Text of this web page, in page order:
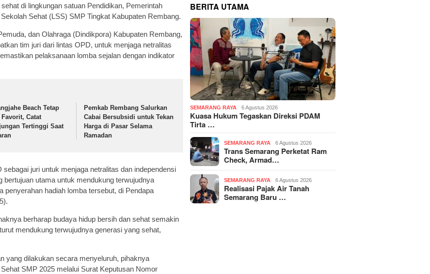
di lingkungan satuan Pendidikan, Pemerintah
Sehat (LSS) SMP Tingkat Kabupaten Rembang.
dan Olahraga (Dindikpora) Kabupaten Rembang,
tim juri dari lintas OPD, untuk menjaga netralitas
pelaksanaan lomba sejalan dengan indikator
Beach Tetap
Catat
Tertinggi Saat
Pemkab Rembang Salurkan
Cabai Bersubsidi untuk Tekan
Harga di Pasar Selama
Ramadan
juri untuk menjaga netralitas dan independensi
bertujuan utama untuk mendukung terwujudnya
penyerahan hadiah lomba tersebut, di Pendapa
berharap budaya hidup bersih dan sehat semakin
mendukung terwujudnya generasi yang sehat,
yang dilakukan secara menyeluruh, pihaknya
SMP 2025 melalui Surat Keputusan Nomor
BERITA UTAMA
SEMARANG RAYA 6 Agustus 2026
Kuasa Hukum Tegaskan Direksi PDAM
Tirta …
SEMARANG RAYA 6 Agustus 2026
Trans Semarang Perketat Ram
Check, Armad…
SEMARANG RAYA 6 Agustus 2026
Realisasi Pajak Air Tanah
Semarang Baru …